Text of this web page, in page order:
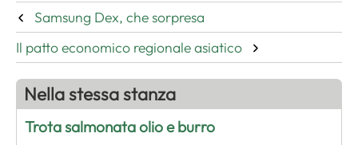
Samsung Dex, che sorpresa
Il patto economico regionale asiatico
Nella stessa stanza
Trota salmonata olio e burro